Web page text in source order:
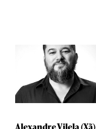
Alexandre Vilela (Xã)